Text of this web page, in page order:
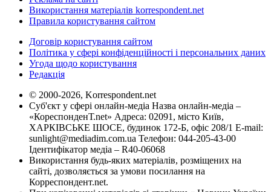
Використання матеріалів korrespondent.net
Правила користування сайтом
Договір користування сайтом
Політика у сфері конфіденційності і персональних даних
Угода щодо користування
Редакція
© 2000-2026, Korrespondent.net
Суб'єкт у сфері онлайн-медіа Назва онлайн-медіа –
«КореспонденТ.net» Адреса: 02091, місто Київ,
ХАРКІВСЬКЕ ШОСЕ, будинок 172-Б, офіс 208/1 E-mail:
sunlight@mediadim.com.ua Телефон: 044-205-43-00
Ідентифікатор медіа – R40-06068
Використання будь-яких матеріалів, розміщених на
сайті, дозволяється за умови посилання на
Корреспондент.net.